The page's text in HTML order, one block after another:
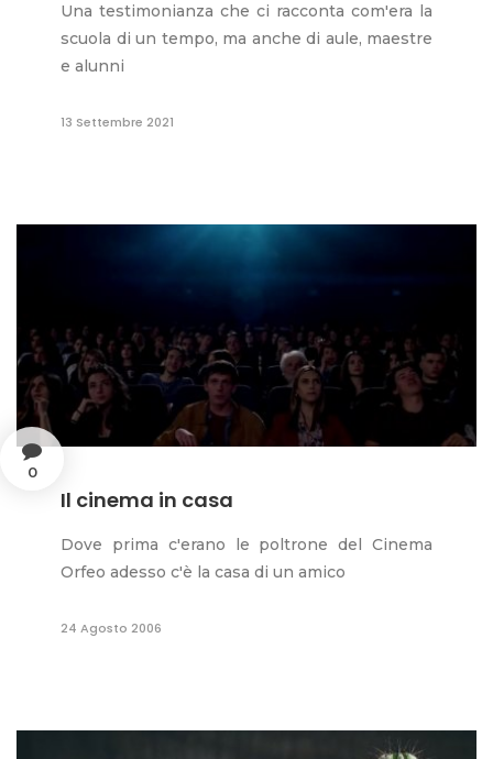
Una testimonianza che ci racconta com'era la
scuola di un tempo, ma anche di aule, maestre
e alunni
13 Settembre 2021
0
Il cinema in casa
Dove prima c'erano le poltrone del Cinema
Orfeo adesso c'è la casa di un amico
24 Agosto 2006